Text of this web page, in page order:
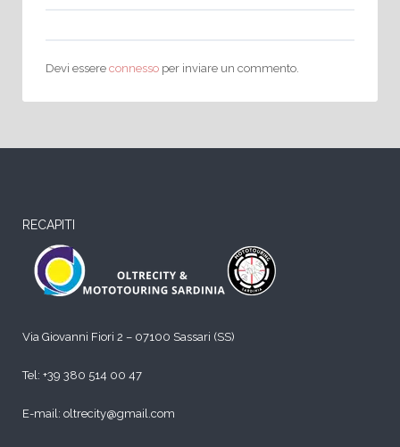
Devi essere connesso per inviare un commento.
RECAPITI
Via Giovanni Fiori 2 – 07100 Sassari (SS)
Tel: +39 380 514 00 47
E-mail: oltrecity@gmail.com